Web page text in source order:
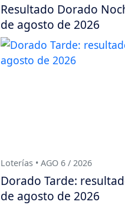
Resultado Dorado
de agosto de 2026
Loterías • AGO 6 / 2026
Dorado Tarde:
de agosto de 2026